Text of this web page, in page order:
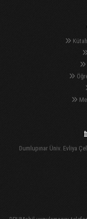
Dumlupınar Üniv. Evliya